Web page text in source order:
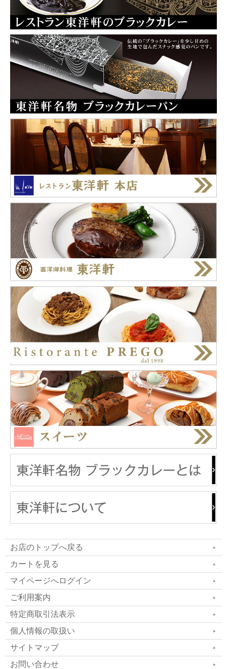
お店のトップへ戻る
カートを見る
マイページへログイン
ご利用案内
特定商取引法表示
個人情報の取扱い
サイトマップ
お問い合わせ